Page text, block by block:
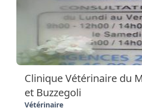
Je tenais à saluer la réactivité face
d'urgence (morsure de vipère) et
traitement. Merci dr Auclair.
Cette clinique à l'apparence
praticiens compétents et
pires moments ils sont présents
Si vous avez un ou plusieurs
allez y tout le monde prendra
Le plus : un secrétariat hors pair.
Clinique Vétérinaire du
et Buzzegoli
Vétérinaire